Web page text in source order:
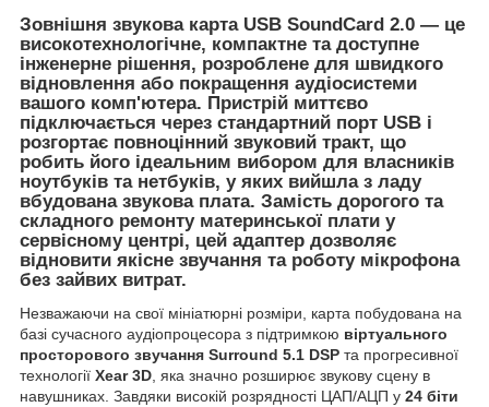
Зовнішня звукова карта USB SoundCard 2.0 — це
високотехнологічне, компактне та доступне
інженерне рішення, розроблене для швидкого
відновлення або покращення аудіосистеми
вашого комп'ютера. Пристрій миттєво
підключається через стандартний порт USB і
розгортає повноцінний звуковий тракт, що
робить його ідеальним вибором для власників
ноутбуків та нетбуків, у яких вийшла з ладу
вбудована звукова плата. Замість дорогого та
складного ремонту материнської плати у
сервісному центрі, цей адаптер дозволяє
відновити якісне звучання та роботу мікрофона
без зайвих витрат.
Незважаючи на свої мініатюрні розміри, карта побудована на
базі сучасного аудіопроцесора з підтримкою віртуального
просторового звучання Surround 5.1 DSP та прогресивної
технології Xear 3D, яка значно розширює звукову сцену в
навушниках. Завдяки високій розрядності ЦАП/АЦП у 24 біти